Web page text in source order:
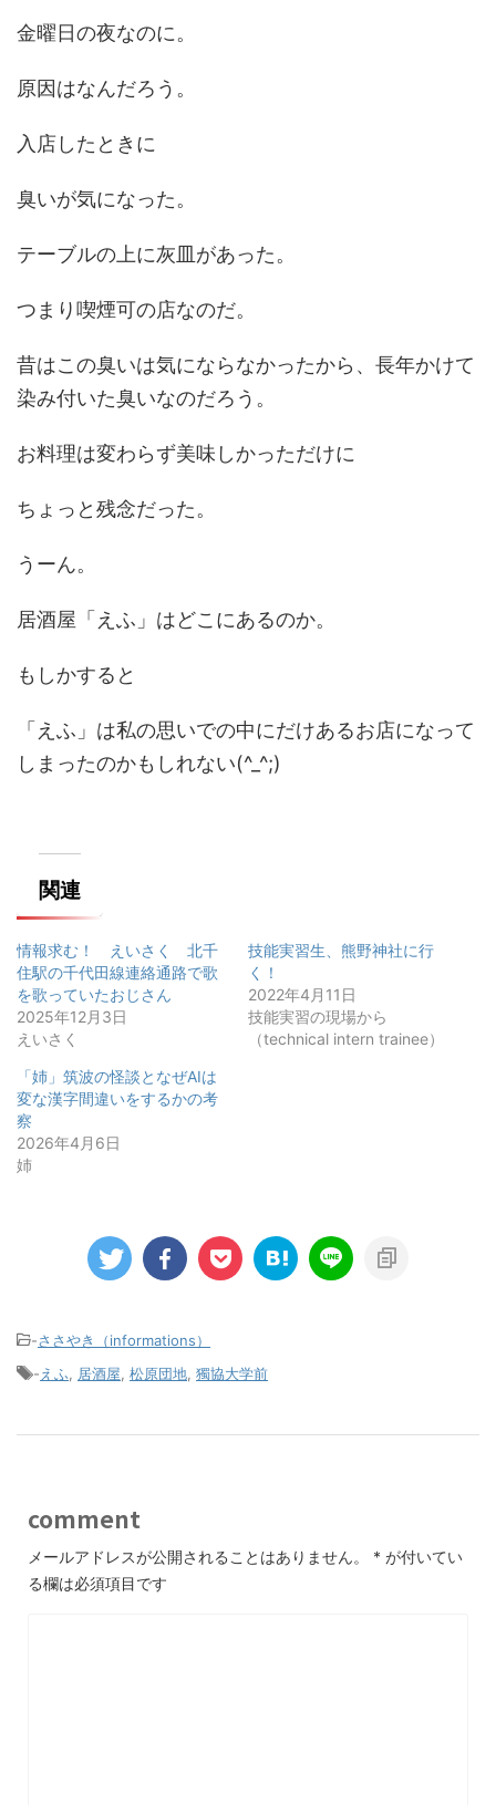
金曜日の夜なのに。
原因はなんだろう。
入店したときに
臭いが気になった。
テーブルの上に灰皿があった。
つまり喫煙可の店なのだ。
昔はこの臭いは気にならなかったから、長年かけて
染み付いた臭いなのだろう。
お料理は変わらず美味しかっただけに
ちょっと残念だった。
うーん。
居酒屋「えふ」はどこにあるのか。
もしかすると
「えふ」は私の思いでの中にだけあるお店になって
しまったのかもしれない(^_^;)
関連
情報求む！ えいさく 北千
住駅の千代田線連絡通路で歌
を歌っていたおじさん
2025年12月3日
えいさく
技能実習生、熊野神社に行
く！
2022年4月11日
技能実習の現場から
（technical intern trainee）
「姉」筑波の怪談となぜAIは
変な漢字間違いをするかの考
察
2026年4月6日
姉
-ささやき（informations）
-えふ 居酒屋 松原団地 獨協大学前
comment
メールアドレスが公開されることはありません。 * が付いてい
る欄は必須項目です